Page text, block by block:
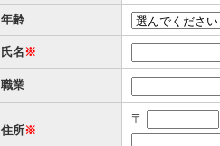
年齢
氏名 ※
職業
住所※
〒